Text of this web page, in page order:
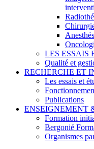
LES ESSAIS
Qualité et
RECHERCHE ET
Les essais et
Publications
ENSEIGNEMENT
Formation
Bergonié
Organismes